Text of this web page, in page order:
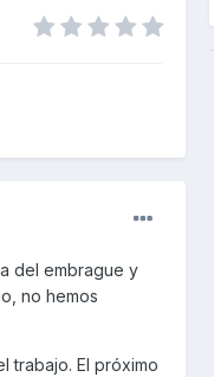
del embrague y
no hemos
trabajo. El próximo